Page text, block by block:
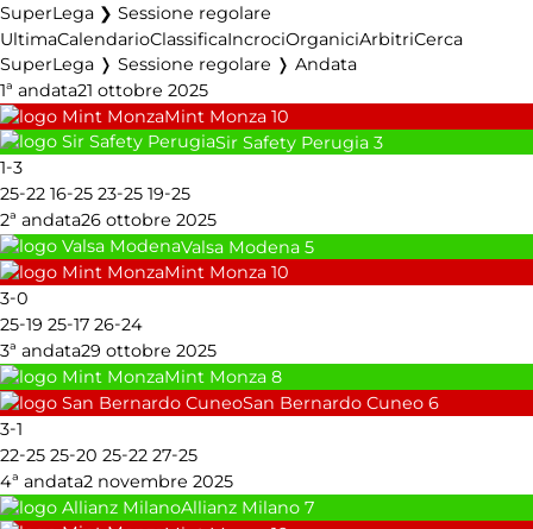
SuperLega ❯ Sessione regolare
UltimaCalendarioClassificaIncrociOrganiciArbitriCerca
SuperLega ❭ Sessione regolare ❭ Andata
1ª andata21 ottobre 2025
Mint Monza 10
Sir Safety Perugia 3
1-3
25-22 16-25 23-25 19-25
2ª andata26 ottobre 2025
Valsa Modena 5
Mint Monza 10
3-0
25-19 25-17 26-24
3ª andata29 ottobre 2025
Mint Monza 8
San Bernardo Cuneo 6
3-1
22-25 25-20 25-22 27-25
4ª andata2 novembre 2025
Allianz Milano 7